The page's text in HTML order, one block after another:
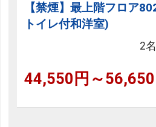
【禁煙】最上階フロア
トイレ付和洋室)
2名
44,550円～56,650